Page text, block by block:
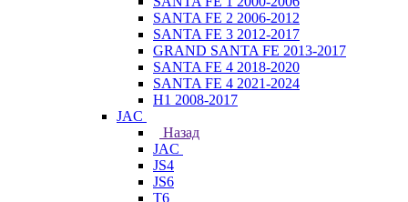
SANTA FE 2 2006-2012
SANTA FE 3 2012-2017
GRAND SANTA FE 2013-2017
SANTA FE 4 2018-2020
SANTA FE 4 2021-2024
H1 2008-2017
JAC
Назад
JAC
JS4
JS6
T6